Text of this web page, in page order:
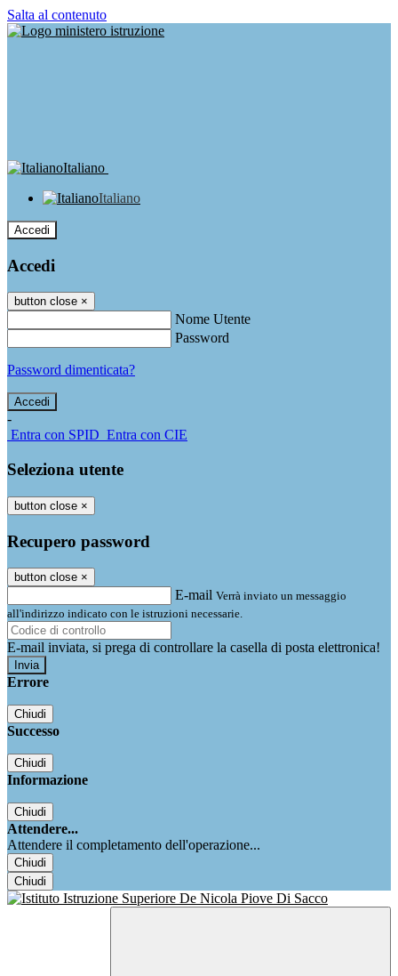
Salta al contenuto
Italiano
Italiano
Accedi
Accedi
button close ×
Nome Utente
Password
Password dimenticata?
-
Entra con SPID Entra con CIE
Seleziona utente
button close ×
Recupero password
button close ×
E-mail Verrà inviato un messaggio
all'indirizzo indicato con le istruzioni necessarie.
E-mail inviata, si prega di controllare la casella di posta elettronica!
Errore
Chiudi
Successo
Chiudi
Informazione
Chiudi
Attendere...
Attendere il completamento dell'operazione...
Chiudi
Chiudi